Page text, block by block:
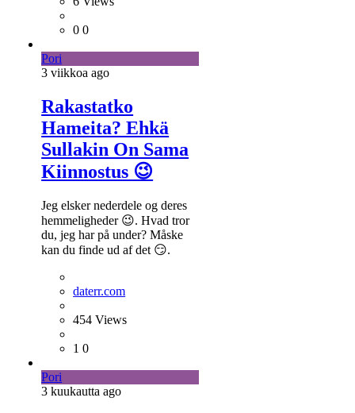
0 0
Pori
3 viikkoaago
Rakastatko
Hameita? Ehkä
Sullakin On Sama
Kiinnostus 😉
Jeg elsker nederdele og deres
hemmeligheder 😉. Hvad tror
du, jeg har på under? Måske
kan du finde ud af det 😏.
daterr.com
454Views
1 0
Pori
3 kuukauttaago